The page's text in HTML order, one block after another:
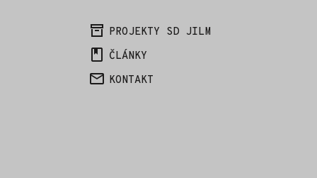
PROJEKTY SD JILM
ČLÁNKY
KONTAKT